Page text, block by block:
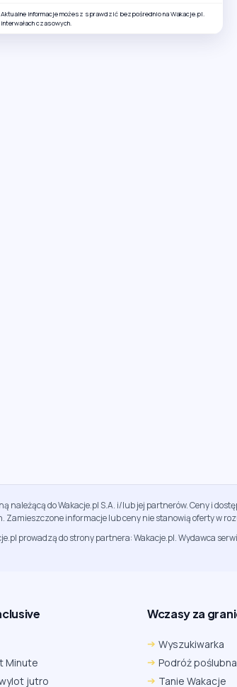
informacje możesz sprawdzić bezpośrednio na Wakacje.pl.
czasowych.
należącą do Wakacje.pl S.A. i/lub jej partnerów. Ceny i
informacje lub ceny nie stanowią oferty w
prowadzą do strony partnera: Wakacje.pl. Wydawca
Minute
jutro
Wczasy za
Wyszukiwarka
Podróż poślubna
Tanie Wakacje